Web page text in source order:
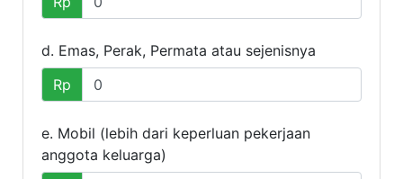
d. Emas, Perak, Permata atau sejenisnya
Rp
e. Mobil (lebih dari keperluan pekerjaan
anggota keluarga)